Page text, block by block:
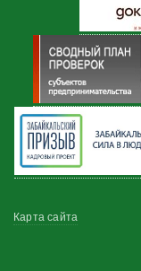
Меню
Карта сайта